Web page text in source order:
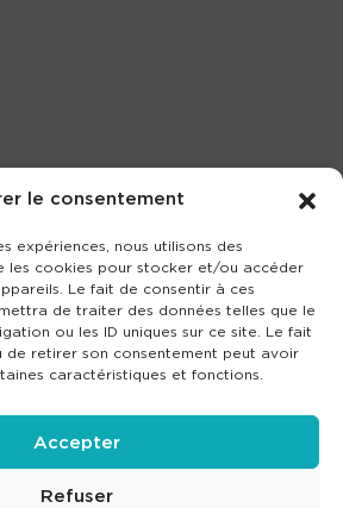
le consentement
expériences, nous utilisons des
les cookies pour stocker et/ou accéder
Le fait de consentir à ces
de traiter des données telles que le
ou les ID uniques sur ce site. Le fait
de retirer son consentement peut avoir
caractéristiques et fonctions.
Accepter
Refuser